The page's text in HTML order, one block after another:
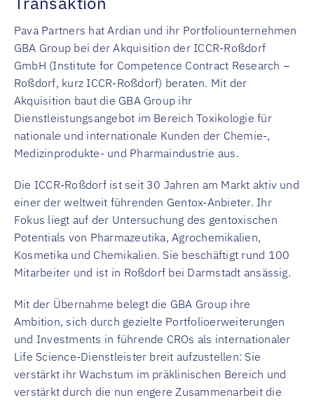
Pava Partners hat Ardian und ihr Portfoliounternehmen
GBA Group bei der Akquisition der ICCR-Roßdorf
GmbH (Institute for Competence Contract Research –
Roßdorf, kurz ICCR-Roßdorf) beraten. Mit der
Akquisition baut die GBA Group ihr
Dienstleistungsangebot im Bereich Toxikologie für
nationale und internationale Kunden der Chemie-,
Medizinprodukte- und Pharmaindustrie aus.
Die ICCR-Roßdorf ist seit 30 Jahren am Markt aktiv und
einer der weltweit führenden Gentox-Anbieter. Ihr
Fokus liegt auf der Untersuchung des gentoxischen
Potentials von Pharmazeutika, Agrochemikalien,
Kosmetika und Chemikalien. Sie beschäftigt rund 100
Mitarbeiter und ist in Roßdorf bei Darmstadt ansässig.
Mit der Übernahme belegt die GBA Group ihre
Ambition, sich durch gezielte Portfolioerweiterungen
und Investments in führende CROs als internationaler
Life Science-Dienstleister breit aufzustellen: Sie
verstärkt ihr Wachstum im präklinischen Bereich und
verstärkt durch die nun engere Zusammenarbeit die